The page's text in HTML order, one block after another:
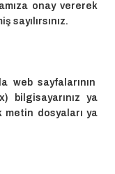
onay vererek
sayılırsınız.
web sayfalarının
bilgisayarınız ya
metin dosyaları ya